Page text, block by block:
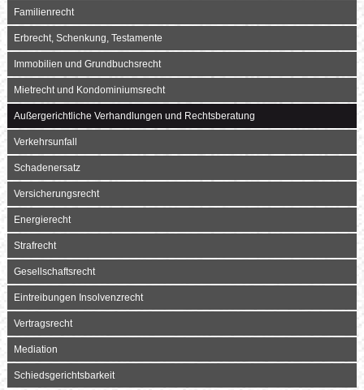
Familienrecht
Erbrecht, Schenkung, Testamente
Immobilien und Grundbuchsrecht
Mietrecht und Kondominiumsrecht
Außergerichtliche Verhandlungen und Rechtsberatung
Verkehrsunfall
Schadenersatz
Versicherungsrecht
Energierecht
Strafrecht
Gesellschaftsrecht
Eintreibungen Insolvenzrecht
Vertragsrecht
Mediation
Schiedsgerichtsbarkeit